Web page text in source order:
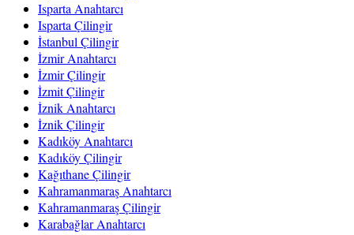
Isparta Anahtarcı
Isparta Çilingir
İstanbul Çilingir
İzmir Anahtarcı
İzmir Çilingir
İzmit Çilingir
İznik Anahtarcı
İznik Çilingir
Kadıköy Anahtarcı
Kadıköy Çilingir
Kağıthane Çilingir
Kahramanmaraş Anahtarcı
Kahramanmaraş Çilingir
Karabağlar Anahtarcı